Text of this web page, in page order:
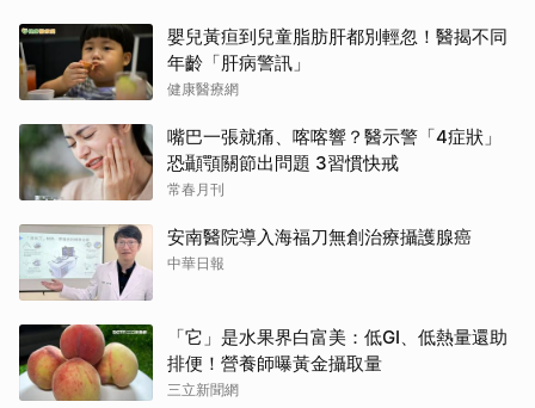
嬰兒黃疸到兒童脂肪肝都別輕忽！醫揭不同
年齡「肝病警訊」
健康醫療網
嘴巴一張就痛、喀喀響？醫示警「4症狀」
恐顳顎關節出問題 3習慣快戒
常春月刊
安南醫院導入海福刀無創治療攝護腺癌
中華日報
「它」是水果界白富美：低GI、低熱量還助
排便！營養師曝黃金攝取量
三立新聞網